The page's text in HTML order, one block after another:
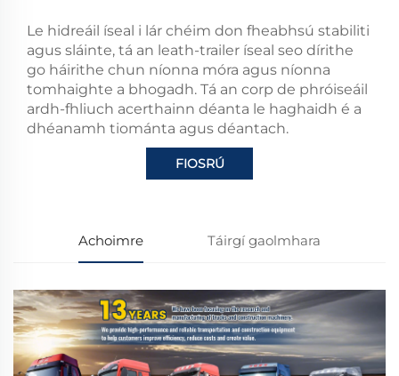
Le hidreáil íseal i lár chéim don fheabhsú stabiliti
agus sláinte, tá an leath-trailer íseal seo dírithe
go háirithe chun níonna móra agus níonna
tomhaighte a bhogadh. Tá an corp de phróiseáil
ardh-fhliuch acerthainn déanta le haghaidh é a
dhéanamh tiománta agus déantach.
FIOSRÚ
Achoimre Táirgí gaolmhara